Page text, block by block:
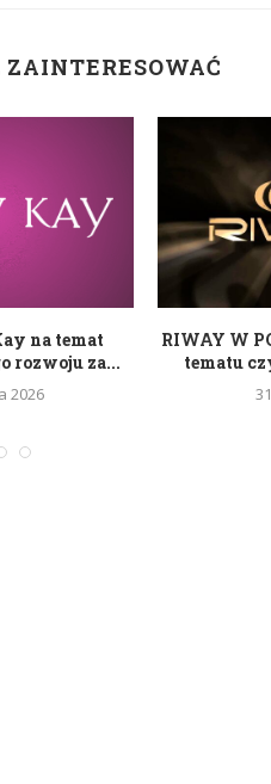
na temat
rozwoju za...
2026
RIWAY W
tematu